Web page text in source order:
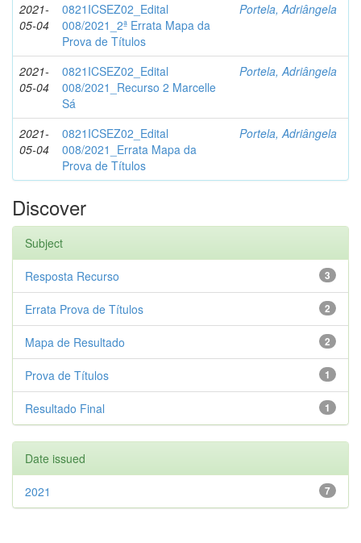
2021-
05-04
0821ICSEZ02_Edital
008/2021_2ª Errata Mapa da
Prova de Títulos
Portela, Adriângela
2021-
05-04
0821ICSEZ02_Edital
008/2021_Recurso 2 Marcelle
Sá
Portela, Adriângela
2021-
05-04
0821ICSEZ02_Edital
008/2021_Errata Mapa da
Prova de Títulos
Portela, Adriângela
Discover
Subject
3
Resposta Recurso
2
Errata Prova de Títulos
2
Mapa de Resultado
1
Prova de Títulos
1
Resultado Final
Date issued
7
2021